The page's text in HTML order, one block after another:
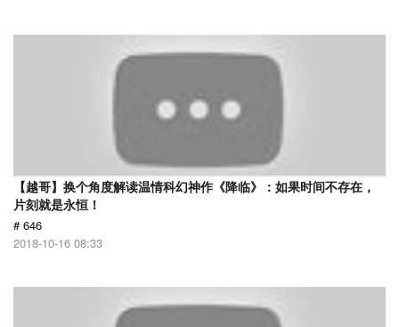
【越哥】换个角度解读温情科幻神作《降临》：如果时间不存在，
片刻就是永恒！
# 646
2018-10-16 08:33